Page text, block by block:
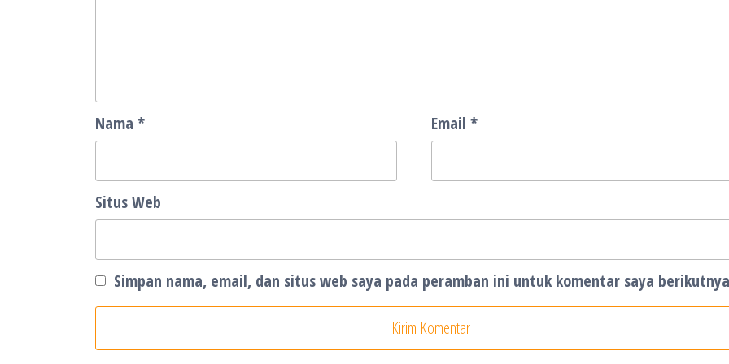
Nama * Email *
Situs Web
Simpan nama, email, dan situs web saya pada peramban ini untuk komentar saya